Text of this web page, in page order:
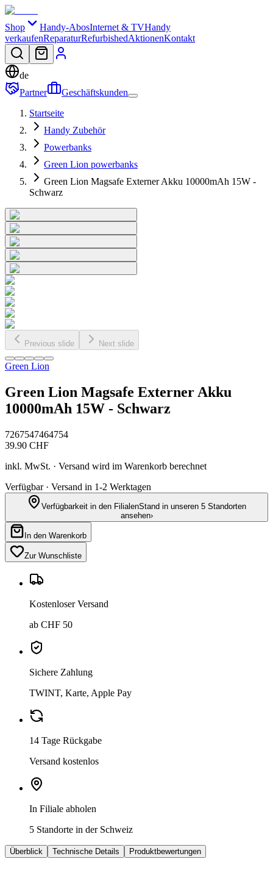
Shop Handy-AbosInternet & TVHandy
verkaufenReparaturRefurbishedAktionenKontakt
de
Partner
Geschäftskunden
Startseite
Handy Zubehör
Powerbanks
Green Lion powerbanks
Green Lion Magsafe Externer Akku 10000mAh 15W -
Schwarz
Previous slide Next slide
Green Lion
Green Lion Magsafe Externer Akku
10000mAh 15W - Schwarz
7267547464754
39.90 CHF
inkl. MwSt. · Versand wird im Warenkorb berechnet
Verfügbar · Versand in 1-2 Werktagen
Verfügbarkeit in den FilialenStand in unseren 5 Standorten
ansehen›
In den Warenkorb
Zur Wunschliste
Kostenloser Versand
ab CHF 50
Sichere Zahlung
TWINT, Karte, Apple Pay
14 Tage Rückgabe
Versand kostenlos
In Filiale abholen
5 Standorte in der Schweiz
Überblick Technische Details Produktbewertungen